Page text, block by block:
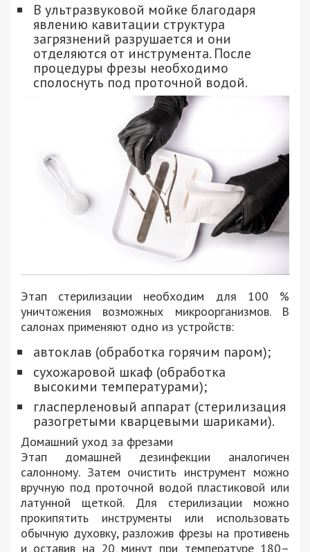
В ультразвуковой мойке благодаря
явлению кавитации структура
загрязнений разрушается и они
отделяются от инструмента. После
процедуры фрезы необходимо
сполоснуть под проточной водой.
Этап стерилизации необходим для 100 %
уничтожения возможных микроорганизмов. В
салонах применяют одно из устройств:
автоклав (обработка горячим паром);
сухожаровой шкаф (обработка
высокими температурами);
гласперленовый аппарат (стерилизация
разогретыми кварцевыми шариками).
Домашний уход за фрезами
Этап домашней дезинфекции аналогичен
салонному. Затем очистить инструмент можно
вручную под проточной водой пластиковой или
латунной щеткой. Для стерилизации можно
прокипятить инструменты или использовать
обычную духовку, разложив фрезы на противень
и оставив на 20 минут при температуре 180–